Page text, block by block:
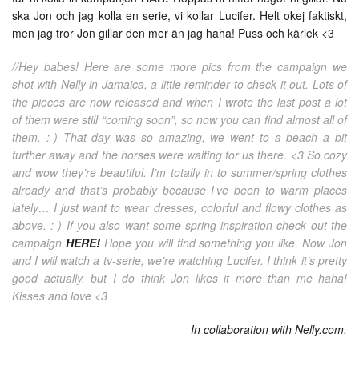
ska Jon och jag kolla en serie, vi kollar Lucifer. Helt okej faktiskt,
men jag tror Jon gillar den mer än jag haha! Puss och kärlek <3
//Hey babes! Here are some more pics from the campaign we
shot with Nelly in Jamaica, a little reminder to check it out. Lots of
the pieces are now released and when I wrote the last post a lot
of them were still “coming soon”, so now you can find almost all of
them. :-) That day was so amazing, we went to a beach a bit
further away and the horses were waiting for us there. <3 So cozy
and wow they’re beautiful. I’m totally in to summer/spring clothes
already and that’s probably because I’ve been to warm places
lately… I just want to wear dresses, colorful and flowy clothes as
above. :-) If you also want some spring-inspiration check out the
campaign HERE!Hope you will find something you like. Now Jon
and I will watch a tv-serie, we’re watching Lucifer. I think it’s pretty
good actually, but I do think Jon likes it more than me haha!
Kisses and love <3
In collaboration with Nelly.com.